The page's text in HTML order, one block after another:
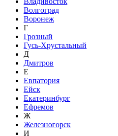
Волгоград
Воронеж
Г
Грозный
Гусь-Хрустальный
Д
Дмитров
Е
Евпатория
Ейск
Екатеринбург
Ефремов
Ж
Железногорск
И